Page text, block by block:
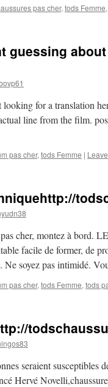
pas cher, tods Femme,
guessing
for a translation
line from the film.
pas cher, tods Femme |
cher, montez à bord.
facile de former, de
Ne soyez pas intimidé.
pas cher, tods Femme, tods
seraient susceptibles
Hervé